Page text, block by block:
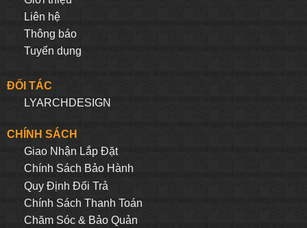
Liên hệ
Thông báo
Tuyển dụng
ĐỐI TÁC
LYARCHDESIGN
CHÍNH SÁCH
Giao Nhận Lắp Đặt
Chính Sách Bảo Hành
Quy Định Đối Trả
Chính Sách Thanh Toán
Chăm Sóc & Bảo Quản